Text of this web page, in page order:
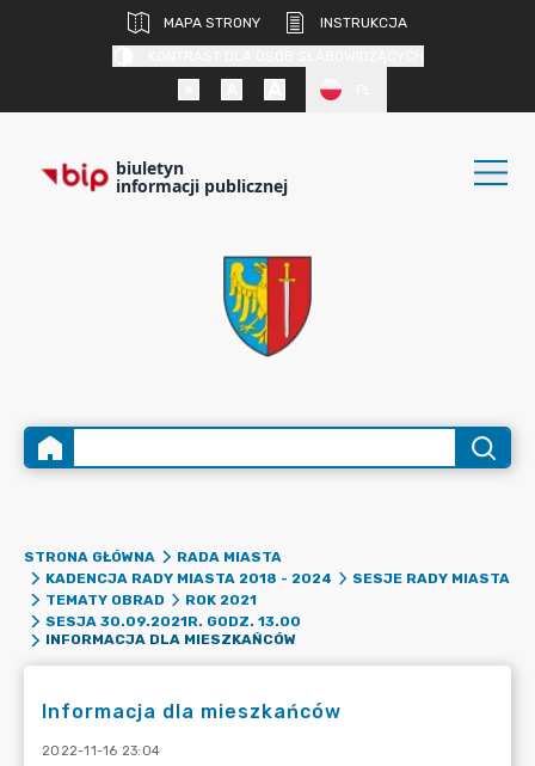
MAPA STRONY
INSTRUKCJA
biuletyn
informacji publicznej
STRONA GŁÓWNA
RADA MIASTA
KADENCJA RADY MIASTA 2018 - 2024
SESJE RADY MIASTA
TEMATY OBRAD
ROK 2021
SESJA 30.09.2021R. GODZ. 13.00
INFORMACJA DLA MIESZKAŃCÓW
Informacja dla mieszkańców
2022-11-16 23:04